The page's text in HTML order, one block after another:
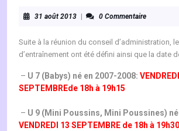
31 août 201331
2013
0 Commentaire
Suite à la réunion du conseil d’administration,
d’entraînement ont été défini ainsi que la date
– U 7 (Babys) né en 2007-2008:
SEPTEMBREde 18h à 19h15
– U 9 (Mini Poussins, Mini Poussines)
VENDREDI 13 SEPTEMBRE de 18h à